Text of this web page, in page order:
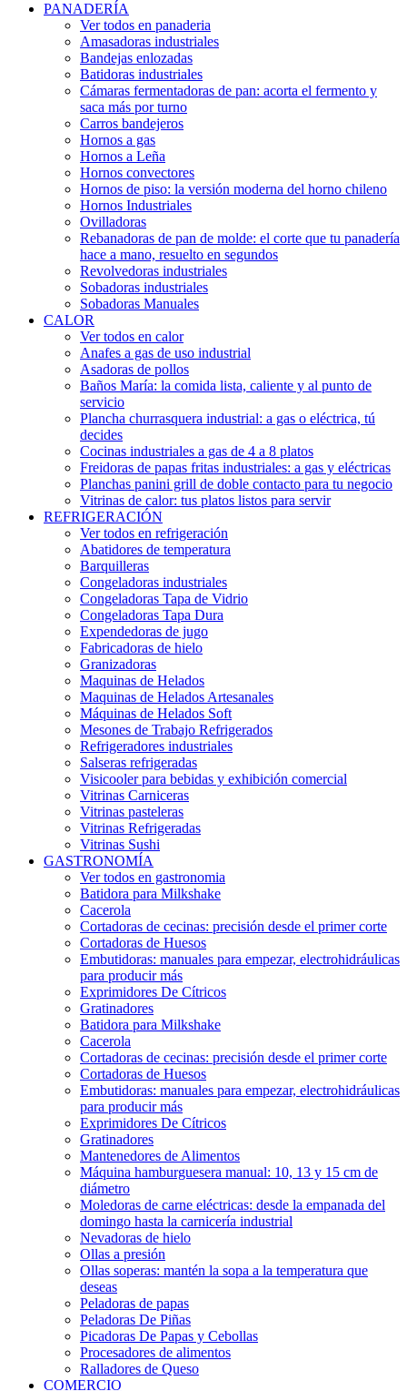
PANADERÍA
Ver todos en panaderia
Amasadoras industriales
Bandejas enlozadas
Batidoras industriales
Cámaras fermentadoras de pan: acorta el fermento y
saca más por turno
Carros bandejeros
Hornos a gas
Hornos a Leña
Hornos convectores
Hornos de piso: la versión moderna del horno chileno
Hornos Industriales
Ovilladoras
Rebanadoras de pan de molde: el corte que tu panadería
hace a mano, resuelto en segundos
Revolvedoras industriales
Sobadoras industriales
Sobadoras Manuales
CALOR
Ver todos en calor
Anafes a gas de uso industrial
Asadoras de pollos
Baños María: la comida lista, caliente y al punto de
servicio
Plancha churrasquera industrial: a gas o eléctrica, tú
decides
Cocinas industriales a gas de 4 a 8 platos
Freidoras de papas fritas industriales: a gas y eléctricas
Planchas panini grill de doble contacto para tu negocio
Vitrinas de calor: tus platos listos para servir
REFRIGERACIÓN
Ver todos en refrigeración
Abatidores de temperatura
Barquilleras
Congeladoras industriales
Congeladoras Tapa de Vidrio
Congeladoras Tapa Dura
Expendedoras de jugo
Fabricadoras de hielo
Granizadoras
Maquinas de Helados
Maquinas de Helados Artesanales
Máquinas de Helados Soft
Mesones de Trabajo Refrigerados
Refrigeradores industriales
Salseras refrigeradas
Visicooler para bebidas y exhibición comercial
Vitrinas Carniceras
Vitrinas pasteleras
Vitrinas Refrigeradas
Vitrinas Sushi
GASTRONOMÍA
Ver todos en gastronomia
Batidora para Milkshake
Cacerola
Cortadoras de cecinas: precisión desde el primer corte
Cortadoras de Huesos
Embutidoras: manuales para empezar, electrohidráulicas
para producir más
Exprimidores De Cítricos
Gratinadores
Batidora para Milkshake
Cacerola
Cortadoras de cecinas: precisión desde el primer corte
Cortadoras de Huesos
Embutidoras: manuales para empezar, electrohidráulicas
para producir más
Exprimidores De Cítricos
Gratinadores
Mantenedores de Alimentos
Máquina hamburguesera manual: 10, 13 y 15 cm de
diámetro
Moledoras de carne eléctricas: desde la empanada del
domingo hasta la carnicería industrial
Nevadoras de hielo
Ollas a presión
Ollas soperas: mantén la sopa a la temperatura que
deseas
Peladoras de papas
Peladoras De Piñas
Picadoras De Papas y Cebollas
Procesadores de alimentos
Ralladores de Queso
COMERCIO